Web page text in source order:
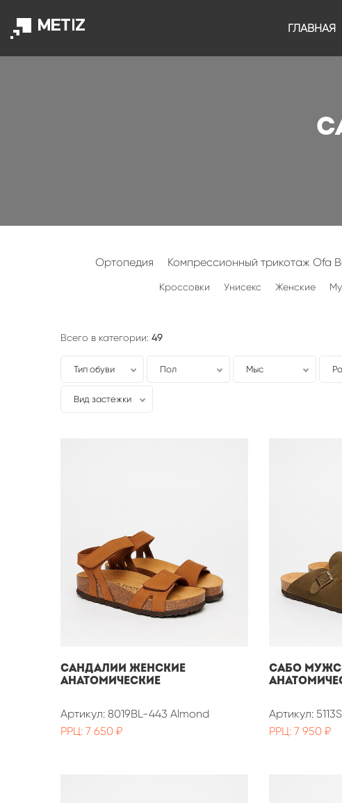
ГЛАВНАЯ
Ортопедия Компрессионный трикотаж Ofa
Кроссовки Унисекс Женские
Всего в категории: 49
Тип обуви Пол Мыс
Вид застежки
Сандалии женские
анатомические
Артикул: 8019BL-443 Almond
РРЦ: 7 650 ₽
Сабо
Артикул:
РРЦ: 7 950 ₽